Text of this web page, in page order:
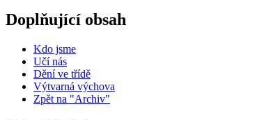
Doplňující obsah
Kdo jsme
Učí nás
Dění ve třídě
Výtvarná výchova
Zpět na "Archiv"